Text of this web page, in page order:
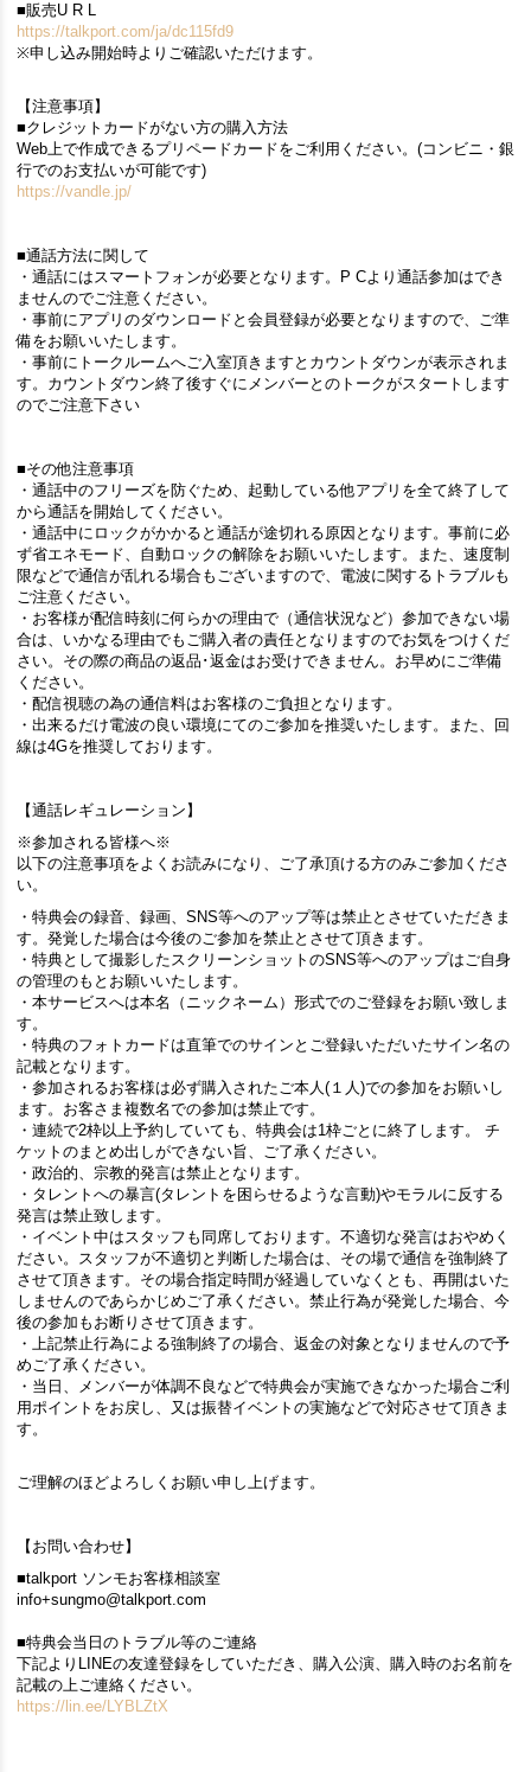
■販売U R L
https://talkport.com/ja/dc115fd9
※申し込み開始時よりご確認いただけます。
【注意事項】
■クレジットカードがない方の購入方法
Web上で作成できるプリペードカードをご利用ください。(コンビニ・銀
行でのお支払いが可能です)
https://vandle.jp/
■通話方法に関して
・通話にはスマートフォンが必要となります。P Cより通話参加はでき
ませんのでご注意ください。
・事前にアプリのダウンロードと会員登録が必要となりますので、ご準
備をお願いいたします。
・事前にトークルームへご入室頂きますとカウントダウンが表示されま
す。カウントダウン終了後すぐにメンバーとのトークがスタートします
のでご注意下さい
■その他注意事項
・通話中のフリーズを防ぐため、起動している他アプリを全て終了して
から通話を開始してください。
・通話中にロックがかかると通話が途切れる原因となります。事前に必
ず省エネモード、自動ロックの解除をお願いいたします。また、速度制
限などで通信が乱れる場合もございますので、電波に関するトラブルも
ご注意ください。
・お客様が配信時刻に何らかの理由で（通信状況など）参加できない場
合は、いかなる理由でもご購入者の責任となりますのでお気をつけくだ
さい。その際の商品の返品･返金はお受けできません。お早めにご準備
ください。
・配信視聴の為の通信料はお客様のご負担となります。
・出来るだけ電波の良い環境にてのご参加を推奨いたします。また、回
線は4Gを推奨しております。
【通話レギュレーション】
※参加される皆様へ※
以下の注意事項をよくお読みになり、ご了承頂ける方のみご参加くださ
い。
・特典会の録音、録画、SNS等へのアップ等は禁止とさせていただきま
す。発覚した場合は今後のご参加を禁止とさせて頂きます。
・特典として撮影したスクリーンショットのSNS等へのアップはご自身
の管理のもとお願いいたします。
・本サービスへは本名（ニックネーム）形式でのご登録をお願い致しま
す。
・特典のフォトカードは直筆でのサインとご登録いただいたサイン名の
記載となります。
・参加されるお客様は必ず購入されたご本人(１人)での参加をお願いし
ます。お客さま複数名での参加は禁止です。
・連続で2枠以上予約していても、特典会は1枠ごとに終了します。 チ
ケットのまとめ出しができない旨、ご了承ください。
・政治的、宗教的発言は禁止となります。
・タレントへの暴言(タレントを困らせるような言動)やモラルに反する
発言は禁止致します。
・イベント中はスタッフも同席しております。不適切な発言はおやめく
ださい。スタッフが不適切と判断した場合は、その場で通信を強制終了
させて頂きます。その場合指定時間が経過していなくとも、再開はいた
しませんのであらかじめご了承ください。禁止行為が発覚した場合、今
後の参加もお断りさせて頂きます。
・上記禁止行為による強制終了の場合、返金の対象となりませんので予
めご了承ください。
・当日、メンバーが体調不良などで特典会が実施できなかった場合ご利
用ポイントをお戻し、又は振替イベントの実施などで対応させて頂きま
す。
ご理解のほどよろしくお願い申し上げます。
【お問い合わせ】
■talkport ソンモお客様相談室
info+sungmo@talkport.com
■特典会当日のトラブル等のご連絡
下記よりLINEの友達登録をしていただき、購入公演、購入時のお名前を
記載の上ご連絡ください。
https://lin.ee/LYBLZtX